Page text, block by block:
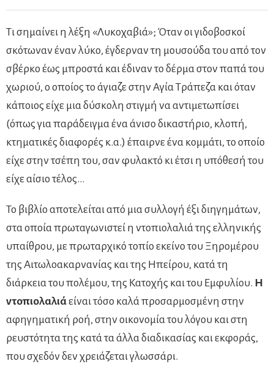
Τι σημαίνει η λέξη «Λυκοχαβιά»; Όταν οι γιδοβοσκοί
σκότωναν έναν λύκο, έγδερναν τη μουσούδα του από τον
σβέρκο έως μπροστά και έδιναν το δέρμα στον παπά του
χωριού, ο οποίος το άγιαζε στην Αγία Τράπεζα και όταν
κάποιος είχε μια δύσκολη στιγμή να αντιμετωπίσει
(όπως για παράδειγμα ένα άνισο δικαστήριο, κλοπή,
κτηματικές διαφορές κ.α.) έπαιρνε ένα κομμάτι, το οποίο
είχε στην τσέπη του, σαν φυλακτό κι έτσι η υπόθεσή του
είχε αίσιο τέλος…
Το βιβλίο αποτελείται από μια συλλογή έξι διηγημάτων,
στα οποία πρωταγωνιστεί η ντοπιολαλιά της ελληνικής
υπαίθρου, με πρωταρχικό τοπίο εκείνο του Ξηρομέρου
της Αιτωλοακαρνανίας και της Ηπείρου, κατά τη
διάρκεια του πολέμου, της Κατοχής και του Εμφυλίου. Η
ντοπιολαλιάείναι τόσο καλά προσαρμοσμένη στην
αφηγηματική ροή, στην οικονομία του λόγου και στη
ρευστότητα της κατά τα άλλα διαδικασίας και εκφοράς,
που σχεδόν δεν χρειάζεται γλωσσάρι.